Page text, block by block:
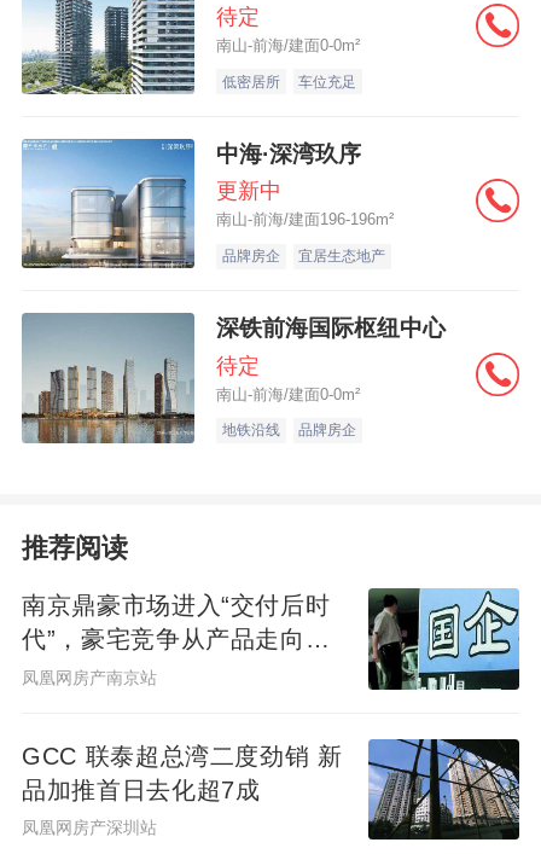
待定
南山-前海/建面0-0m²
低密居所 车位充足
中海·深湾玖序
更新中
南山-前海/建面196-196m²
品牌房企 宜居生态地产
深铁前海国际枢纽中心
待定
南山-前海/建面0-0m²
地铁沿线 品牌房企
推荐阅读
南京鼎豪市场进入“交付后时
代”，豪宅竞争从产品走向服
务
凤凰网房产南京站
GCC 联泰超总湾二度劲销 新
品加推首日去化超7成
凤凰网房产深圳站